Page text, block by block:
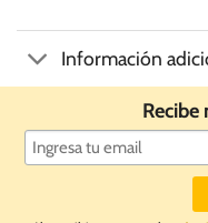
Información
Recibe